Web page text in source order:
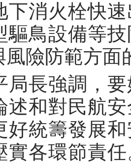
下消火栓快
驅鳥設備等
風險防範方面
強調，要
述和對民航
好統籌發展
實各環節責